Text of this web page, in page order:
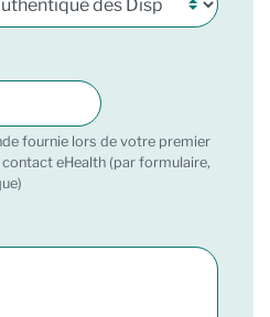
fournie lors de votre premier
eHealth (par formulaire,